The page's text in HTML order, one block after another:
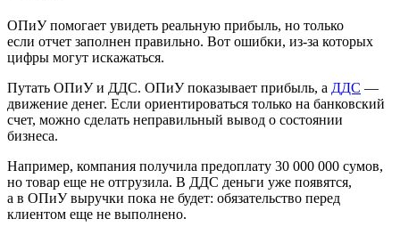
ОПиУ помогает увидеть реальную прибыль, но только
если отчет заполнен правильно. Вот ошибки, из-за которых
цифры могут искажаться.
Путать ОПиУ и ДДС. ОПиУ показывает прибыль, а ДДС —
движение денег. Если ориентироваться только на банковский
счет, можно сделать неправильный вывод о состоянии
бизнеса.
Например, компания получила предоплату 30 000 000 сумов,
но товар еще не отгрузила. В ДДС деньги уже появятся,
а в ОПиУ выручки пока не будет: обязательство перед
клиентом еще не выполнено.